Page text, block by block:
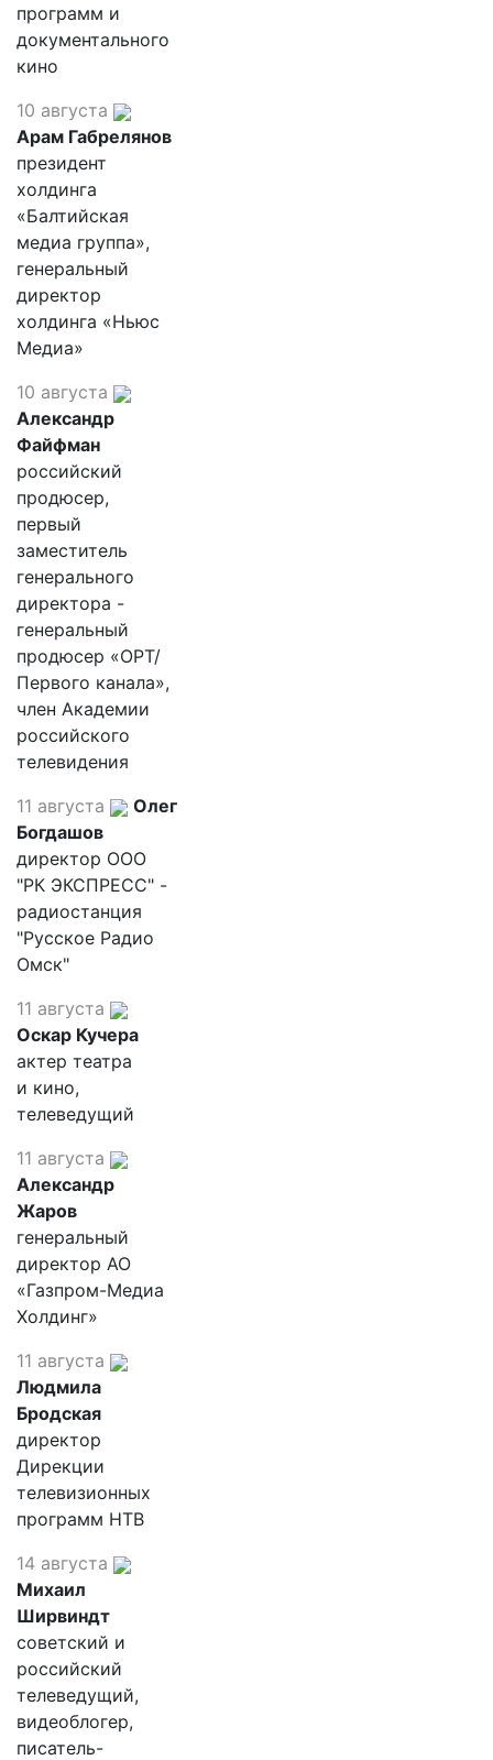
программ и
документального
кино
10 августа
Арам Габрелянов
президент
холдинга
«Балтийская
медиа группа»,
генеральный
директор
холдинга «Ньюс
Медиа»
10 августа
Александр
Файфман
российский
продюсер,
первый
заместитель
генерального
директора -
генеральный
продюсер «ОРТ/
Первого канала»,
член Академии
российского
телевидения
11 августа
Олег
Богдашов
директор ООО
"РК ЭКСПРЕСС" -
радиостанция
"Русское Радио
Омск"
11 августа
Оскар Кучера
актер театра
и кино,
телеведущий
11 августа
Александр
Жаров
генеральный
директор АО
«Газпром-Медиа
Холдинг»
11 августа
Людмила
Бродская
директор
Дирекции
телевизионных
программ НТВ
14 августа
Михаил
Ширвиндт
советский и
российский
телеведущий,
видеоблогер,
писатель-